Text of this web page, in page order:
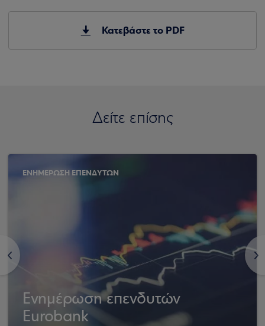
Κατεβάστε το PDF
Δείτε επίσης
<
ΕΝΗΜΕΡΩΣΗ ΕΠΕΝΔΥΤΩΝ
Ενημέρωση επενδυτών
Eurobank
>